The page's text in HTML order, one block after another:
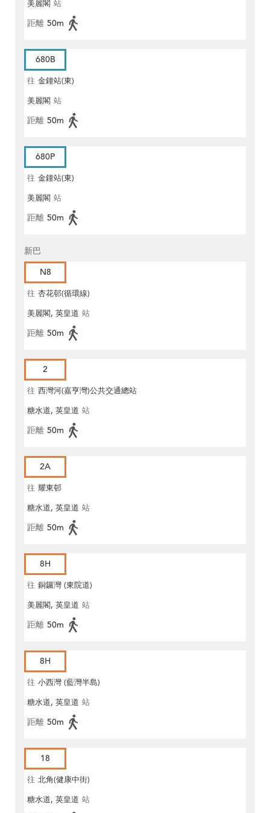
美麗閣 站
距離 50m
680B
往 金鐘站(東)
美麗閣 站
距離 50m
680P
往 金鐘站(東)
美麗閣 站
距離 50m
新巴
N8
往 杏花邨(循環線)
美麗閣, 英皇道 站
距離 50m
2
往 西灣河(嘉亨灣)公共交通總站
糖水道, 英皇道 站
距離 50m
2A
往 耀東邨
糖水道, 英皇道 站
距離 50m
8H
往 銅鑼灣 (東院道)
美麗閣, 英皇道 站
距離 50m
8H
往 小西灣 (藍灣半島)
糖水道, 英皇道 站
距離 50m
18
往 北角(健康中街)
糖水道, 英皇道 站